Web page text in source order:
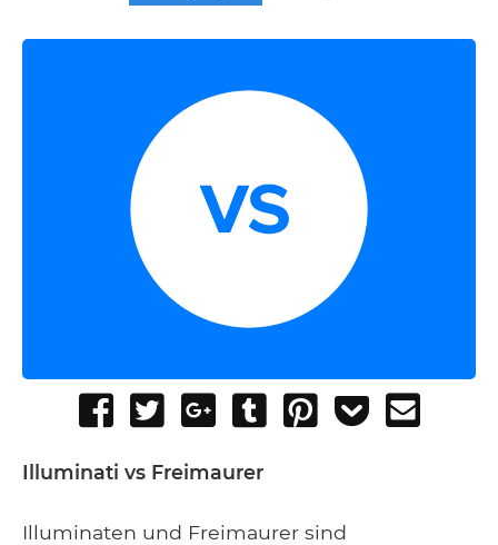
Share
Facebook
Tweet
Share
Google+
Post
Pin
Add
Illuminati vs Freimaurer
Illuminaten und Freimaurer sind